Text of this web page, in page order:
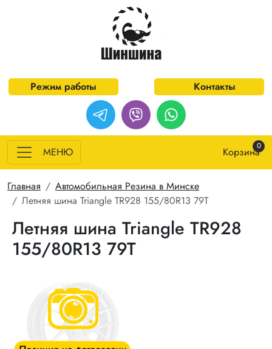
Перейти к основному содержанию
Режим работы Контакты
МЕНЮ Корзина0
Строка навигации
Главная
Автомобильная Резина в Минске
Летняя шина Triangle TR928 155/80R13 79T
Летняя шина Triangle TR928
155/80R13 79T